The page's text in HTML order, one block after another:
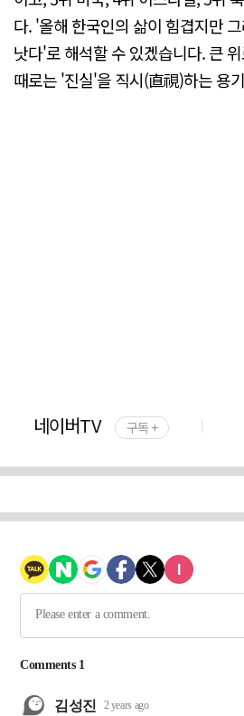
다. '올해 한국인의 삶이 힘겹지만
낫다'로 해석할 수 있겠습니다. 큰
때로는 '진실'을 직시(直視)하는 용
네이버TV 구독 +